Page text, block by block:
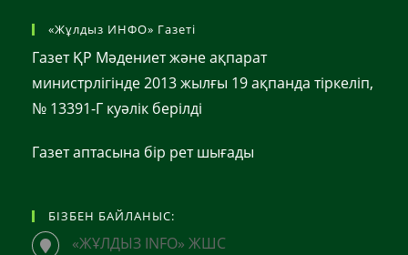
«Жұлдыз ИНФО» Газеті
Газет ҚР Мәдениет және ақпарат
министрлігінде 2013 жылғы 19 ақпанда тіркеліп,
№ 13391-Г куәлік берілді
Газет аптасына бір рет шығады
БІЗБЕН БАЙЛАНЫС:
«ЖҰЛДЫЗ INFO» ЖШС